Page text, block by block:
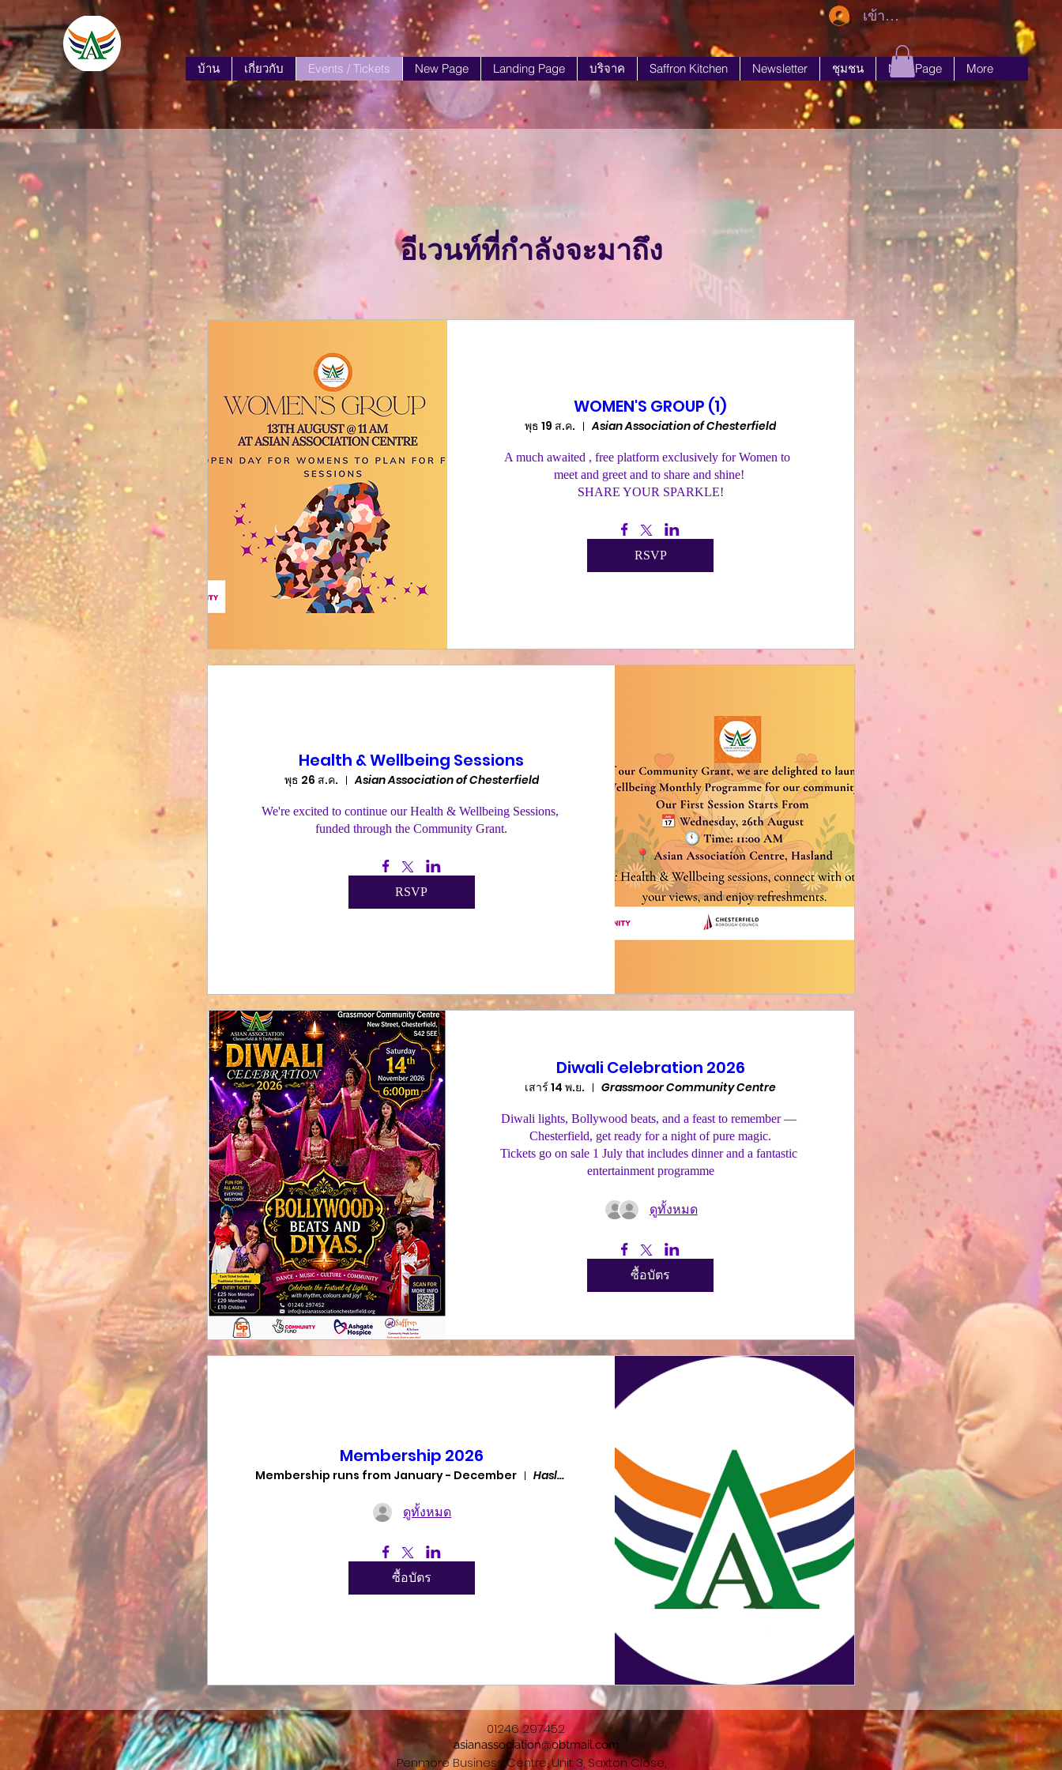
เข้าสู่ระบบ
บ้าน เกี่ยวกับ Events / Tickets New Page Landing Page บริจาค Saffron Kitchen Newsletter ชุมชน New Page More
อีเวนท์ที่กำลังจะมาถึง
WOMEN'S GROUP (1)
พุธ 19 ส.ค. Asian Association of Chesterfield
A much awaited , free platform exclusively for Women to
meet and greet and to share and shine!
SHARE YOUR SPARKLE!
RSVP
Health & Wellbeing Sessions
พุธ 26 ส.ค. Asian Association of Chesterfield
We're excited to continue our Health & Wellbeing Sessions,
funded through the Community Grant.
RSVP
Diwali Celebration 2026
เสาร์ 14 พ.ย. Grassmoor Community Centre
Diwali lights, Bollywood beats, and a feast to remember —
Chesterfield, get ready for a night of pure magic.
Tickets go on sale 1 July that includes dinner and a fantastic
entertainment programme
ดูทั้งหมด
ซื้อบัตร
Membership 2026
Membership runs from January - December Hasland
ดูทั้งหมด
ซื้อบัตร
Penmore Business Centre, Unit 3, Saxton Close,
01246 297452
asianassociation@obtmail.com